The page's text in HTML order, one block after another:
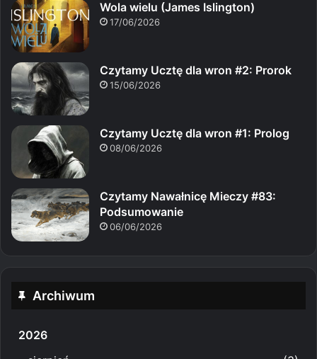
Wola wielu (James Islington)
17/06/2026
Czytamy Ucztę dla wron #2: Prorok
15/06/2026
Czytamy Ucztę dla wron #1: Prolog
08/06/2026
Czytamy Nawałnicę Mieczy #83:
Podsumowanie
06/06/2026
Archiwum
2026